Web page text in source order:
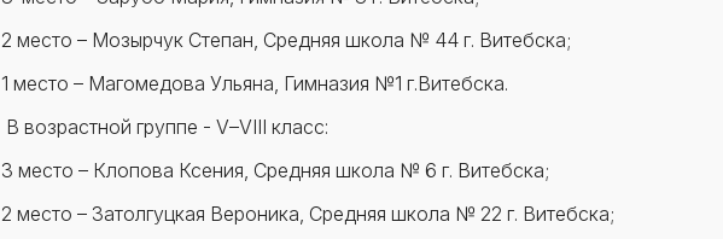
2 место – Мозырчук Степан, Средняя школа № 44 г. Витебска;
1 место – Магомедова Ульяна, Гимназия №1 г.Витебска.
В возрастной группе - V–VIII класс:
3 место – Клопова Ксения, Средняя школа № 6 г. Витебска;
2 место – Затолгуцкая Вероника, Средняя школа № 22 г. Витебска;